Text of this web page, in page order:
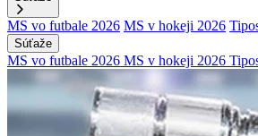
MS vo futbale 2026 MS v hokeji 2026
Súťaže
MS vo futbale 2026 MS v hokeji 2026